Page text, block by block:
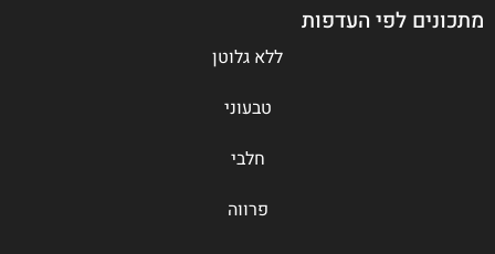
מתכונים לפי העדפות
ללא גלוטן
טבעוני
חלבי
פרווה